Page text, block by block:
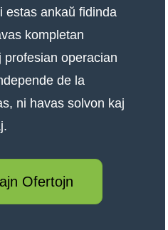
estas ankaŭ fidinda
kompletan
operacian
de la
ni havas solvon kaj
Ofertojn